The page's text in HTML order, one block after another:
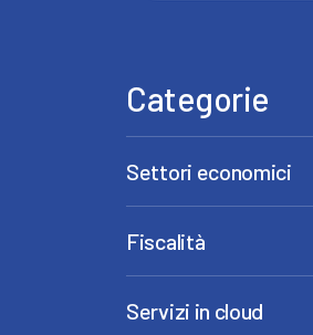
Categorie
Settori economici
Fiscalità
Servizi in cloud